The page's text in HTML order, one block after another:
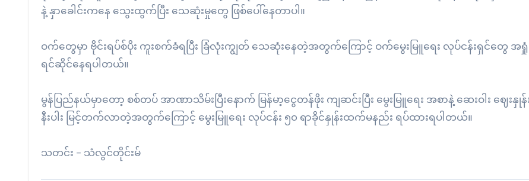
နဲ့ နှာခေါင်းကနေ သွေးထွက်ပြီး သေဆုံးမှုတွေ ဖြစ်ပေါ်နေတာပါ။
ဝက်တွေမှာ ဗိုင်းရပ်စ်ပိုး ကူးစက်ခံရပြီး ခြံလုံးကျွတ် သေဆုံးနေတဲ့အတွက်ကြောင့် ဝက်မွေးမြူရေး လုပ်ငန်းရှင်တွေ အရှုံ
ရင်ဆိုင်နေရပါတယ်။
မွန်ပြည်နယ်မှာတော့ စစ်တပ် အာဏာသိမ်းပြီးနောက် မြန်မာ့ငွေတန်ဖိုး ကျဆင်းပြီး မွေးမြူရေး အစာနဲ့ ဆေးဝါး ဈေးနှု
နီးပါး မြင့်တက်လာတဲ့အတွက်ကြောင့် မွေးမြူရေး လုပ်ငန်း ၅၀ ရာခိုင်နှုန်းထက်မနည်း ရပ်ထားရပါတယ်။
သတင်း – သံလွင်တိုင်းမ်